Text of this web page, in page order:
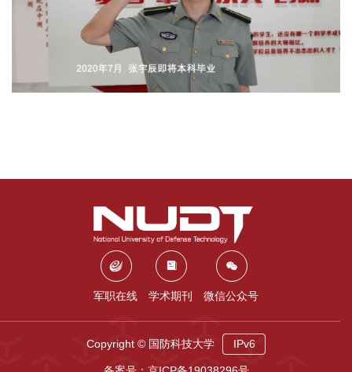
军职在线 学术期刊 微信公众号
Copyright © 国防科技大学 IPv6